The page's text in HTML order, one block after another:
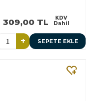
309,00 TL
KDV
Dahil
+ SEPETE EKLE